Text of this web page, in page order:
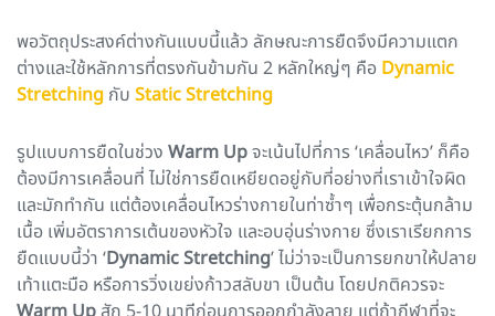
พอวัตถุประสงค์ต่างกันแบบนี้แล้ว ลักษณะการยืดจึงมีความแตก
ต่างและใช้หลักการที่ตรงกันข้ามกัน 2 หลักใหญ่ๆ คือ Dynamic
Stretching กับ Static Stretching
รูปแบบการยืดในช่วง Warm Upจะเน้นไปที่การ ‘เคลื่อนไหว’ ก็คือ
ต้องมีการเคลื่อนที่ ไม่ใช่การยืดเหยียดอยู่กับที่อย่างที่เราเข้าใจผิด
และมักทำกัน แต่ต้องเคลื่อนไหวร่างกายในท่าซ้ำๆ เพื่อกระตุ้นกล้าม
เนื้อ เพิ่มอัตราการเต้นของหัวใจ และอบอุ่นร่างกาย ซึ่งเราเรียกการ
ยืดแบบนี้ว่า ‘Dynamic Stretching’ ไม่ว่าจะเป็นการยกขาให้ปลาย
เท้าแตะมือ หรือการวิ่งเขย่งก้าวสลับขา เป็นต้น โดยปกติควรจะ